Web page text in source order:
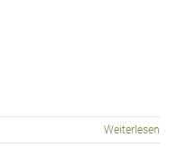
Weiterlesen